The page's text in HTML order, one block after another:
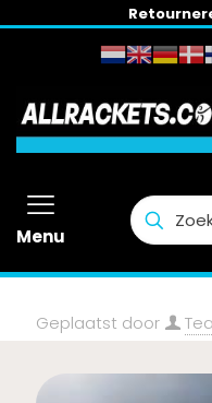
Nederland:
Menu
Geplaatst door